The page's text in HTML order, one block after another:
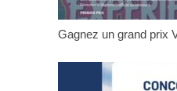
Gagnez un grand prix